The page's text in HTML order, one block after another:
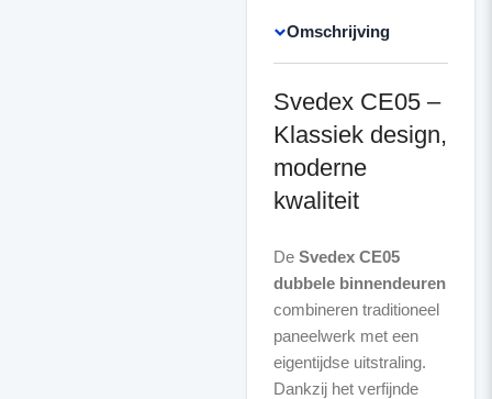
Omschrijving
Svedex CE05 –
Klassiek design,
moderne
kwaliteit
De Svedex CE05
dubbele binnendeuren
combineren traditioneel
paneelwerk met een
eigentijdse uitstraling.
Dankzij het verfijnde